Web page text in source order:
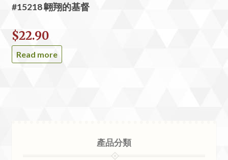
#15218 翺翔的基督
$22.90
Read more
產品分類